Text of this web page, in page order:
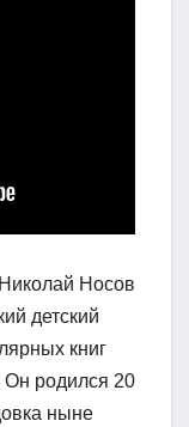
Носов
детский
книг
Он родился 20
ныне